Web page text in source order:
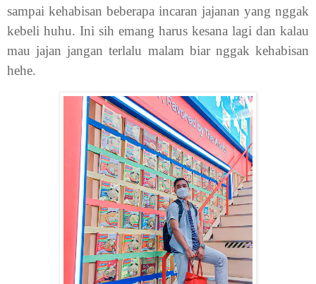
sampai kehabisan beberapa incaran jajanan yang nggak
kebeli huhu. Ini sih emang harus kesana lagi dan kalau
mau jajan jangan terlalu malam biar nggak kehabisan
hehe.